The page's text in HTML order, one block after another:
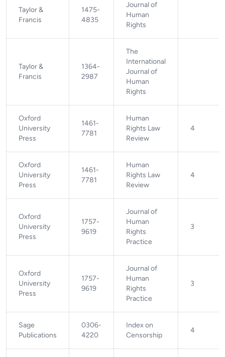
Taylor &
Francis
1475-
4835
Journal of
Human
Rights
Taylor &
Francis
1364-
2987
The
International
Journal of
Human
Rights
Oxford
University
Press
1461-
7781
Human
Rights Law
Review
4
Oxford
University
Press
1461-
7781
Human
Rights Law
Review
4
Oxford
University
Press
1757-
9619
Journal of
Human
Rights
Practice
3
Oxford
University
Press
1757-
9619
Journal of
Human
Rights
Practice
3
Sage
Publications
0306-
4220
Index on
Censorship
4